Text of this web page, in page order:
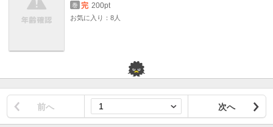
巻 完 200pt
お気に入り：8人
前へ 次へ